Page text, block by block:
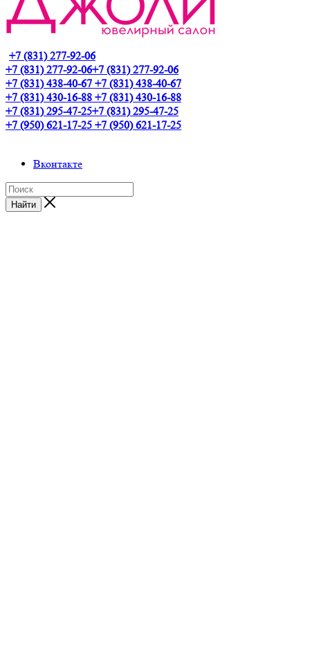
+7 (831) 277-92-06
+7 (831) 277-92-06+7 (831) 277-92-06
+7 (831) 438-40-67 +7 (831) 438-40-67
+7 (831) 430-16-88 +7 (831) 430-16-88
+7 (831) 295-47-25+7 (831) 295-47-25
+7 (950) 621-17-25 +7 (950) 621-17-25
Вконтакте
Найти